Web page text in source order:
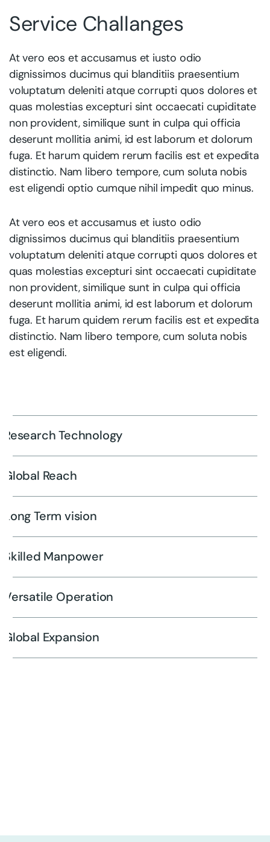
Service Challanges
At vero eos et accusamus et iusto odio
dignissimos ducimus qui blanditiis praesentium
voluptatum deleniti atque corrupti quos dolores et
quas molestias excepturi sint occaecati cupiditate
non provident, similique sunt in culpa qui officia
deserunt mollitia animi, id est laborum et dolorum
fuga. Et harum quidem rerum facilis est et expedita
distinctio. Nam libero tempore, cum soluta nobis
est eligendi optio cumque nihil impedit quo minus.
At vero eos et accusamus et iusto odio
dignissimos ducimus qui blanditiis praesentium
voluptatum deleniti atque corrupti quos dolores et
quas molestias excepturi sint occaecati cupiditate
non provident, similique sunt in culpa qui officia
deserunt mollitia animi, id est laborum et dolorum
fuga. Et harum quidem rerum facilis est et expedita
distinctio. Nam libero tempore, cum soluta nobis
est eligendi.
Research Technology
Global Reach
Long Term vision
Skilled Manpower
Versatile Operation
Global Expansion